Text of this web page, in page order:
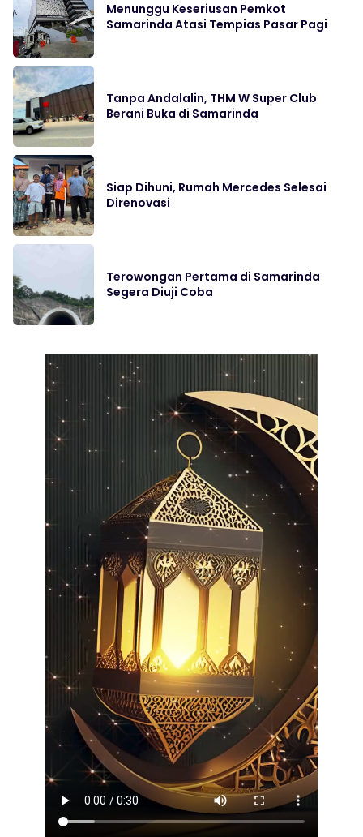
Menunggu Keseriusan Pemkot
Samarinda Atasi Tempias Pasar Pagi
Tanpa Andalalin, THM W Super Club
Berani Buka di Samarinda
Siap Dihuni, Rumah Mercedes Selesai
Direnovasi
Terowongan Pertama di Samarinda
Segera Diuji Coba